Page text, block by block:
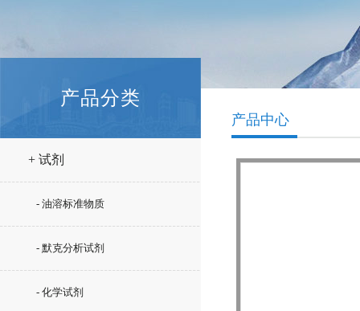
产品分类
+ 试剂
- 油溶标准物质
- 默克分析试剂
- 化学试剂
产品中心